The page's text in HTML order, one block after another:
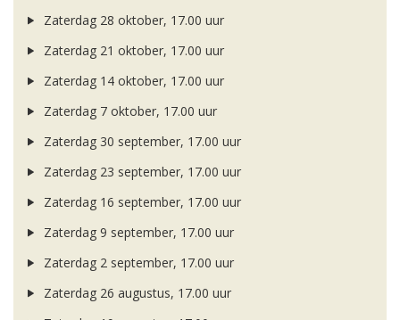
Zaterdag 28 oktober, 17.00 uur
Zaterdag 21 oktober, 17.00 uur
Zaterdag 14 oktober, 17.00 uur
Zaterdag 7 oktober, 17.00 uur
Zaterdag 30 september, 17.00 uur
Zaterdag 23 september, 17.00 uur
Zaterdag 16 september, 17.00 uur
Zaterdag 9 september, 17.00 uur
Zaterdag 2 september, 17.00 uur
Zaterdag 26 augustus, 17.00 uur